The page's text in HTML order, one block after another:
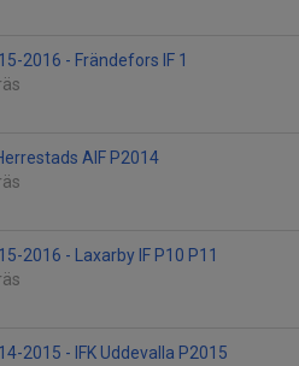
2016 - Frändefors IF 1
AIF P2014
2016 - Laxarby IF P10 P11
2015 - IFK Uddevalla P2015